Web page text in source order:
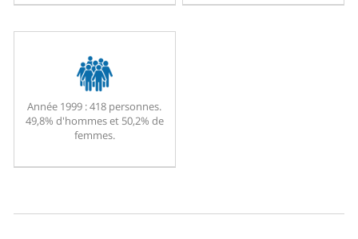
Année 1999 :418 personnes.
49,8% d'hommes et 50,2% de
femmes.